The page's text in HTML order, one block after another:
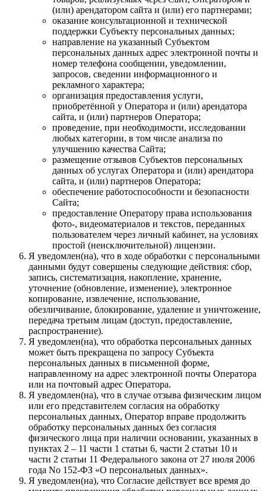
(или) арендатором сайта и (или) его партнерами;
оказание консультационной и технической
поддержки Субъекту персональных данных;
направление на указанный Субъектом
персональных данных адрес электронной почты и
номер телефона сообщении, уведомлении,
запросов, сведении информационного и
рекламного характера;
организация предоставления услуги,
приобретённой у Оператора и (или) арендатора
сайта, и (или) партнеров Оператора;
проведение, при необходимости, исследовании
любых категории, в том числе анализа по
улучшению качества Сайта;
размещение отзывов Субъектов персональных
данных об услугах Оператора и (или) арендатора
сайта, и (или) партнеров Оператора;
обеспечение работоспособности и безопасности
Сайта;
предоставление Оператору права использования
фото-, видеоматериалов и текстов, переданных
пользователем через личный кабинет, на условиях
простой (неисключительной) лицензии.
Я уведомлен(на), что в ходе обработки с персональными
данными будут совершены следующие действия: сбор,
запись, систематизация, накопление, хранение,
уточнение (обновление, изменение), электронное
копирование, извлечение, использование,
обезличивание, блокирование, удаление и уничтожение,
передача третьим лицам (доступ, предоставление,
распространение).
Я уведомлен(на), что обработка персональных данных
может быть прекращена по запросу Субъекта
персональных данных в письменной форме,
направленному на адрес электронной почты Оператора
или на почтовый адрес Оператора.
Я уведомлен(на), что в случае отзыва физическим лицом
или его представителем согласия на обработку
персональных данных, Оператор вправе продолжить
обработку персональных данных без согласия
физического лица при наличии основании, указанных в
пунктах 2 – 11 части 1 статьи 6, части 2 статьи 10 и
части 2 статьи 11 Федерального закона от 27 июля 2006
года No 152-ФЗ «О персональных данных».
Я уведомлен(на), что Согласие действует все время до